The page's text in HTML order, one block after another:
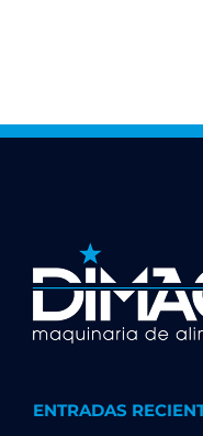
ENTRADAS